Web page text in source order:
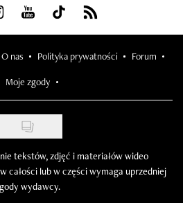
us on Instagram
Visit us on Youtube
Visit us on Tiktok
Visit us on Rss
O nas Polityka prywatności Forum
Moje zgody
tekstów, zdjęć i materiałów wideo
całości lub w części wymaga uprzedniej
wydawcy.